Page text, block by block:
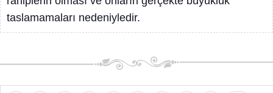
taslamamaları nedeniyledir.